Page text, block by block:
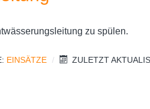
zu spülen.
EINSÄTZE
ZULETZT